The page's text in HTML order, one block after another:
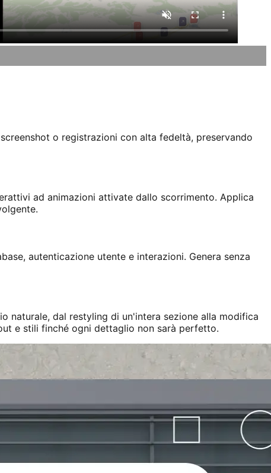
o registrazioni con alta fedeltà, preservando
ad animazioni attivate dallo scorrimento. Applica
autenticazione utente e interazioni. Genera senza
naturale, dal restyling di un'intera sezione alla modifica
e stili finché ogni dettaglio non sarà perfetto.